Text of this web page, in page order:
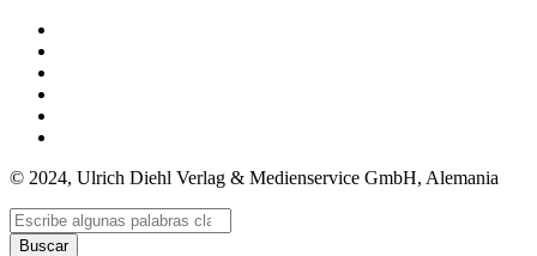
© 2024, Ulrich Diehl Verlag & Medienservice GmbH, Alemania
Buscar